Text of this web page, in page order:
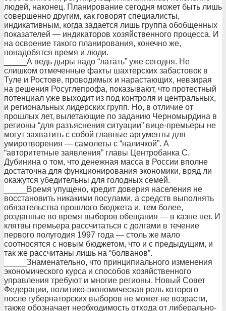
людей, наконец. Планирование сегодня может быть лишь
совершенно другим, как говорят специалисты,
индикативным, когда задается лишь группа обобщенных
показателей — индикаторов хозяйственного процесса. И
на освоение такого планирования, конечно же,
понадобятся время и люди.
_____А ведь дыры надо “латать” уже сегодня. Не
слишком отмеченные факты шахтерских забастовок в
Туле и Ростове, проводимых и нарастающих, невзирая
на решения Росуглепрофа, показывают, что протестный
потенциал уже выходит из под контроля и центральных,
и региональных лидерских групп. Но, в отличие от
прошлых лет, вылетающие по заданию Черномырдина в
регионы “для разъяснения ситуации” вице-премьеры не
могут захватить с собой главные аргументы для
умиротворения — самолеты с “наличкой”. А
“авторитетные заявления” главы Центробанка С.
Дубинина о том, что денежная масса в России вполне
достаточна для функционирования экономики, вряд ли
окажутся убедительны для голодных семей.
_____Время упущено, кредит доверия населения не
восстановить никакими посулами, а средств выполнять
обязательства прошлого бюджета и, тем более,
розданные во время выборов обещания — в казне нет. И
клятвы премьера рассчитаться с долгами в течение
первого полугодия 1997 года — столь же мало
соотносятся с новым бюджетом, что и с предыдущим, и
так же рассчитаны лишь на “болванов”.
_____Знаменательно, что принципиального изменения
экономического курса и способов хозяйственного
управления требуют и многие регионы. Новый Совет
Федерации, политико-экономическая роль которого
после губернаторских выборов не может не возрасти,
также обозначает необходимость отхода от либерально-